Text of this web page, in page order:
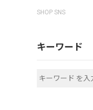
SHOP SNS
キーワード